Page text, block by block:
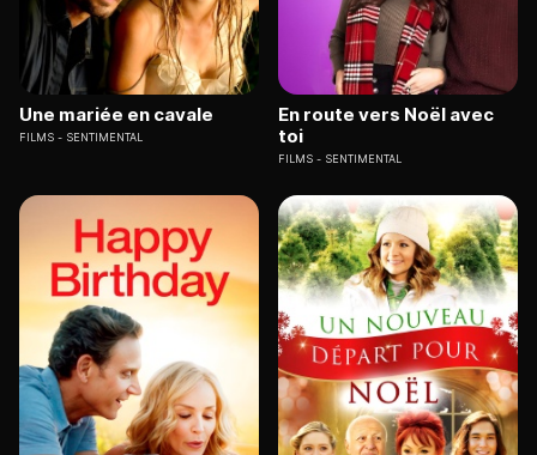
Une mariée en cavale
FILMS SENTIMENTAL
En route vers Noël avec
toi
FILMS SENTIMENTAL